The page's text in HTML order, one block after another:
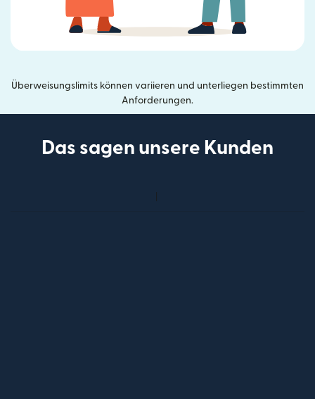
Überweisungslimits können variieren und unterliegen bestimmten
Anforderungen.
Das sagen unsere Kunden